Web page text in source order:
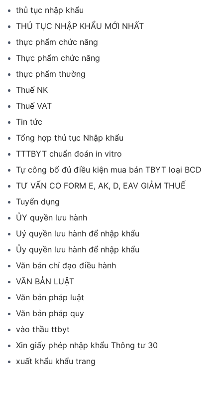
thủ tục nhập khẩu
THỦ TỤC NHẬP KHẨU MỚI NHẤT
thực phẩm chức năng
Thực phẩm chức năng
thực phẩm thường
Thuế NK
Thuế VAT
Tin tức
Tổng hợp thủ tục Nhập khẩu
TTTBYT chuẩn đoán in vitro
Tự công bố đủ điều kiện mua bán TBYT loại BCD
TƯ VẤN CO FORM E, AK, D, EAV GIẢM THUẾ
Tuyển dụng
ỦY quyền lưu hành
Uỷ quyền lưu hành để nhập khẩu
Ủy quyền lưu hành để nhập khẩu
Văn bản chỉ đạo điều hành
VĂN BẢN LUẬT
Văn bản pháp luật
Văn bản pháp quy
vào thầu ttbyt
Xin giấy phép nhập khẩu Thông tư 30
xuất khẩu khẩu trang